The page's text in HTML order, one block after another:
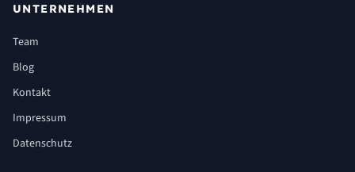
UNTERNEHMEN
Team
Blog
Kontakt
Impressum
Datenschutz